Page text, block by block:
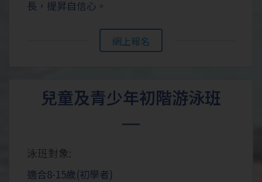
長，提昇自信心。
網上報名
兒童及青少年初階游泳班
泳班對象:
適合8-15歲(初學者)